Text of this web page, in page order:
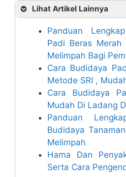
Lihat Artikel Lainnya
Panduan
Padi Beras Merah
Melimpah Bagi
Cara Budidaya
Metode SRI ,
Cara Budidaya
Mudah Di Ladang
Panduan
Budidaya
Melimpah
Hama Dan
Serta Cara